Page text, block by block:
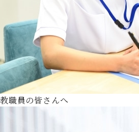
教職員の皆さんへ